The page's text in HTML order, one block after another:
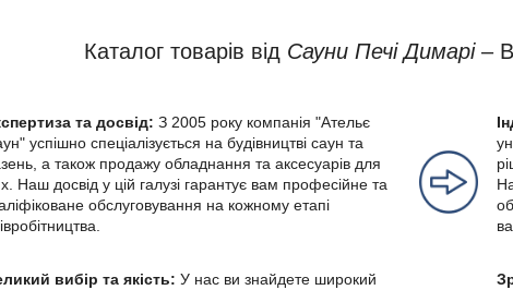
Каталог товарів від Сауни Печі Димарі–
та досвід: З 2005 року компанія "Ательє
успішно спеціалізується на будівництві саун та
а також продажу обладнання та аксесуарів для
Наш досвід у цій галузі гарантує вам професійне та
обслуговування на кожному етапі
вибір та якість: У нас ви знайдете широкий